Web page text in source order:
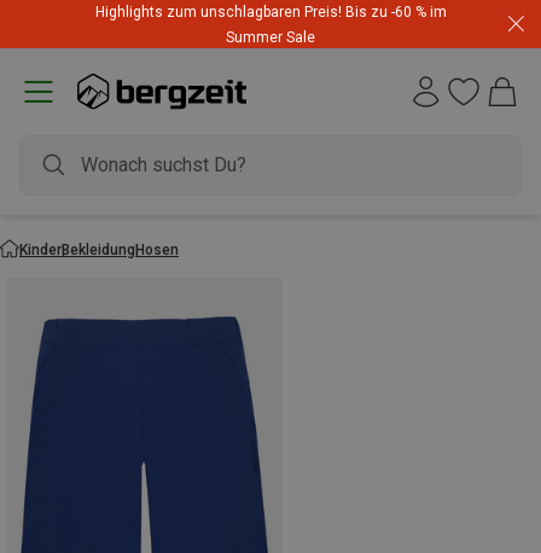
Highlights zum unschlagbaren Preis! Bis zu -60 % im
Summer Sale
KinderBekleidungHosen